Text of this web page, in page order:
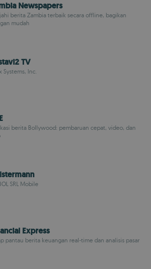
Newspapers
berita Zambia terbaik secara offline, bagikan
mudah
TV
Systems, Inc.
berita Bollywood: pembaruan cepat, video, dan
SRL Mobile
Express
pantau berita keuangan real-time dan analisis pasar